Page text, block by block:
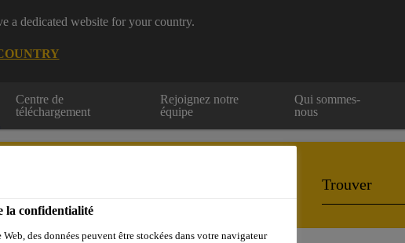
a dedicated website for your country.
Centre de
téléchargement
Rejoignez notre
équipe
Qui sommes-
nous
la confidentialité
des données peuvent être stockées dans votre navigateur